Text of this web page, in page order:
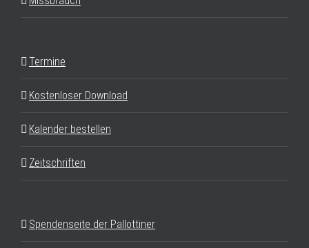
Termine
Kostenloser Download
Kalender bestellen
Zeitschriften
Spendenseite der Pallottiner